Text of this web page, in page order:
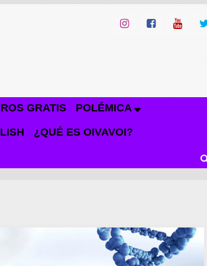
GRATIS POLÉMICA
¿QUÉ ES OIVAVOI?